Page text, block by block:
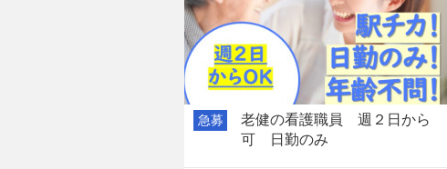
急募
老健の看護職員 週２日から
可 日勤のみ